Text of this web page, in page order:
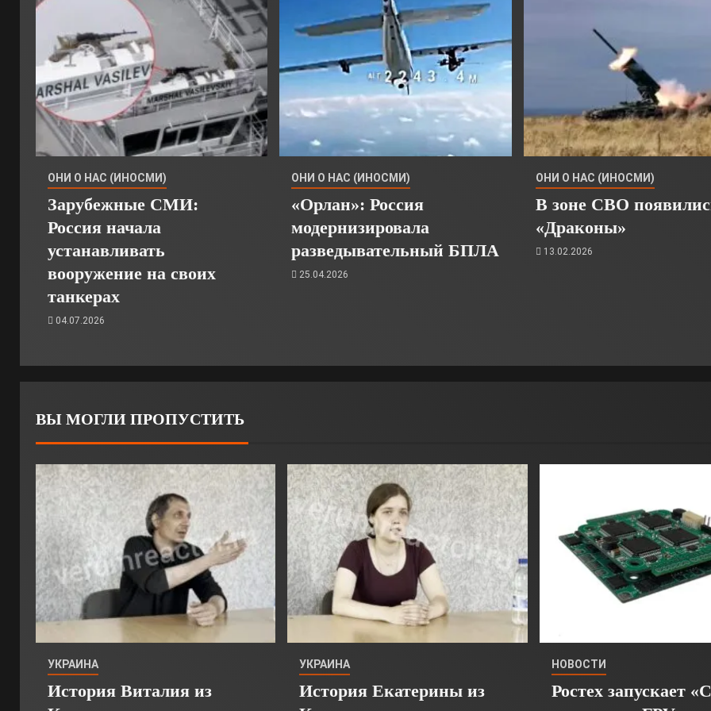
ОНИ О НАС (ИНОСМИ)
Зарубежные СМИ:
Россия начала
устанавливать
вооружение на своих
танкерах
04.07.2026
ОНИ О НАС (ИНОСМИ)
«Орлан»: Россия
модернизировала
разведывательный БПЛА
25.04.2026
ОНИ О НАС (ИНОСМИ)
В зоне СВО
«Драконы»
13.02.2026
ВЫ МОГЛИ ПРОПУСТИТЬ
УКРАИНА
История Виталия из
УКРАИНА
История Екатерины из
НОВОСТИ
Ростех запускает